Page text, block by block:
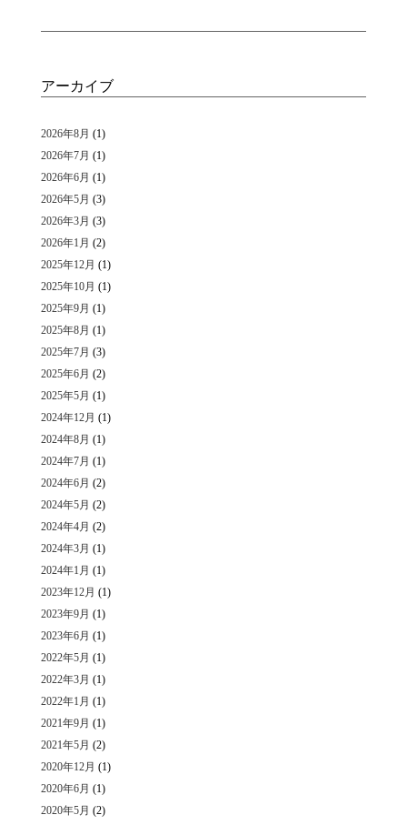
アーカイブ
2026年8月 (1)
2026年7月 (1)
2026年6月 (1)
2026年5月 (3)
2026年3月 (3)
2026年1月 (2)
2025年12月 (1)
2025年10月 (1)
2025年9月 (1)
2025年8月 (1)
2025年7月 (3)
2025年6月 (2)
2025年5月 (1)
2024年12月 (1)
2024年8月 (1)
2024年7月 (1)
2024年6月 (2)
2024年5月 (2)
2024年4月 (2)
2024年3月 (1)
2024年1月 (1)
2023年12月 (1)
2023年9月 (1)
2023年6月 (1)
2022年5月 (1)
2022年3月 (1)
2022年1月 (1)
2021年9月 (1)
2021年5月 (2)
2020年12月 (1)
2020年6月 (1)
2020年5月 (2)